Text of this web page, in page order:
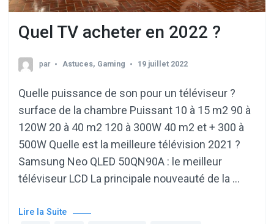
Quel TV acheter en 2022 ?
par Astuces, Gaming 19 juillet 2022
Quelle puissance de son pour un téléviseur ?
surface de la chambre Puissant 10 à 15 m2 90 à
120W 20 à 40 m2 120 à 300W 40 m2 et + 300 à
500W Quelle est la meilleure télévision 2021 ?
Samsung Neo QLED 50QN90A : le meilleur
téléviseur LCD La principale nouveauté de la …
Lire la Suite